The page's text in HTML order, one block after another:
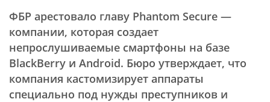
ФБР арестовало главу Phantom Secure —
компании, которая создает
непрослушиваемые смартфоны на базе
BlackBerry и Android. Бюро утверждает, что
компания кастомизирует аппараты
специально под нужды преступников и